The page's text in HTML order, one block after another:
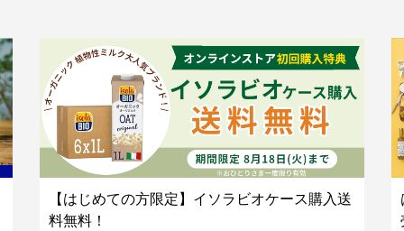
【はじめての方限定】イソラビオケース購入送
料無料！